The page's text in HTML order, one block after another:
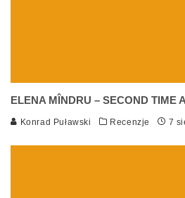
ELENA MÎNDRU – SECOND TIME
Konrad Puławski Recenzje 7